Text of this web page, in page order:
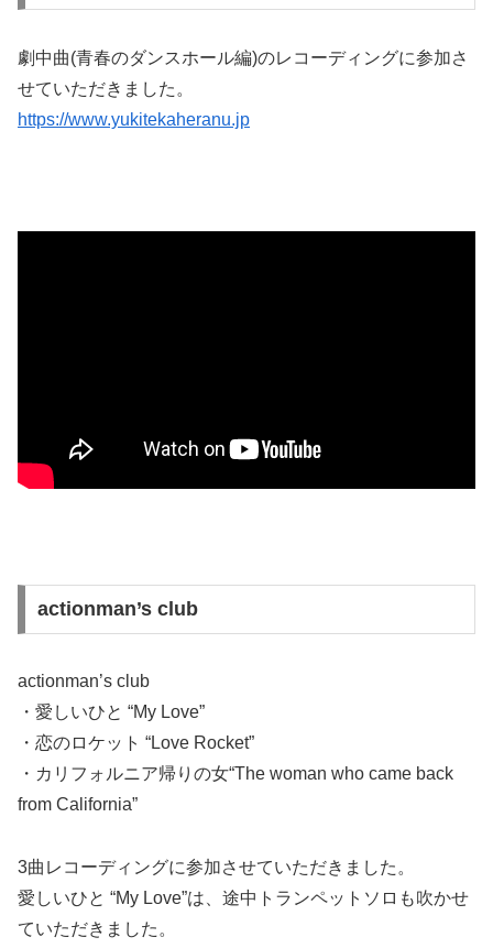
劇中曲(青春のダンスホール編)のレコーディングに参加さ
せていただきました。
https://www.yukitekaheranu.jp
actionman’s club
actionman’s club
・愛しいひと “My Love”
・恋のロケット “Love Rocket”
・カリフォルニア帰りの女“The woman who came back
from California”
3曲 レコーディングに参加させていただきました。
愛しいひと “My Love”は、途中トランペットソロも吹かせ
ていただきました。